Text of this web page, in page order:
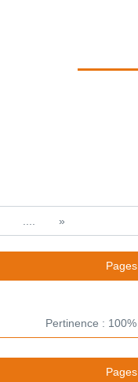
»
Pages
Pertinence : 100%
Pages